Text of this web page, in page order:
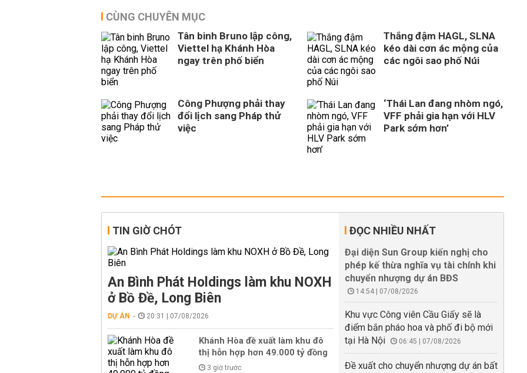
CÙNG CHUYÊN MỤC
Tân binh Bruno lập công,
Viettel hạ Khánh Hòa
ngay trên phố biển
Thắng đậm HAGL, SLNA
kéo dài cơn ác mộng của
các ngôi sao phố Núi
Công Phượng phải thay
đổi lịch sang Pháp thử
việc
‘Thái Lan đang nhòm ngó,
VFF phải gia hạn với HLV
Park sớm hơn’
TIN GIỜ CHÓT
An Bình Phát Holdings làm khu NOXH
ở Bồ Đề, Long Biên
DỰ ÁN 20:31 | 07/08/2026
Khánh Hòa đề xuất làm khu đô
thị hỗn hợp hơn 49.000 tỷ đồng
3 giờ trước
ĐỌC NHIỀU NHẤT
Đại diện Sun Group kiến nghị cho
phép kế thừa nghĩa vụ tài chính khi
chuyển nhượng dự án BĐS
14:54 | 07/08/2026
Khu vực Công viên Cầu Giấy sẽ là
điểm bắn pháo hoa và phố đi bộ mới
tại Hà Nội
06:45 | 07/08/2026
Đề xuất cho chuyển nhượng dự án bất